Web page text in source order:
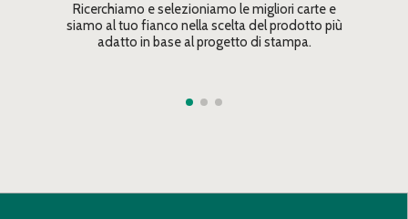
Ricerchiamo e selezioniamo le migliori carte e
siamo al tuo fianco nella scelta del prodotto più
adatto in base al progetto di stampa.